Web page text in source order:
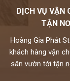
DỊCH VỤ VẬN
TẬN
Hoàng Gia Phát
khách hàng vận
sân vườn tới tận